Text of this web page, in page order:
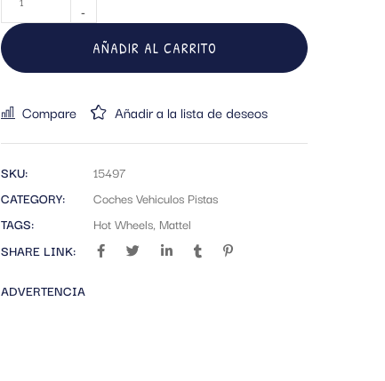
AÑADIR AL CARRITO
Compare Añadir a la lista de deseos
SKU:
15497
CATEGORY:
Coches Vehiculos Pistas
TAGS:
Hot Wheels, Mattel
SHARE LINK:
ADVERTENCIA